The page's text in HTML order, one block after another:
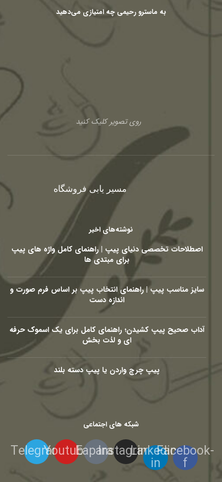
به ماسترو رحیمی چه امتیازی می‌دهید
روی تصویر کلیک کنید
مسیر یابی فروشگاه
نوشته‌های اخیر
اصطلاحات تخصصی دنیای پیپ | راهنمای کامل واژه های پیپ
برای مبتدی ها
سایز مناسب پیپ | راهنمای انتخاب پیپ بر اساس فرم صورت و
اندازه دست
آداب صحیح پیپ کشیدن؛ راهنمای کامل برای یک اسموک حرفه
ای و لذت بخش
پیپ چرچ واردن یا پیپ دسته بلند
شبکه های اجتماعی
Facebook-
f
Linkedin-
in
Instagram
Eaparat
Youtube
Telegram